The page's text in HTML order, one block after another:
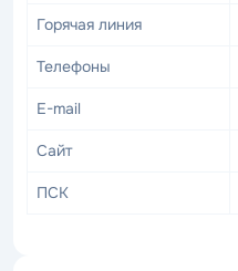
Горячая линия
Телефоны
E-mail
Сайт
ПСК